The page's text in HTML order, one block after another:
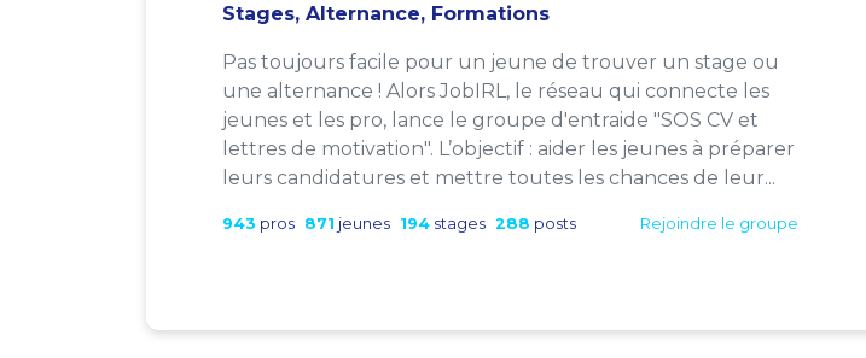
Stages, Alternance, Formations
Pas toujours facile pour un jeune de trouver un stage ou
une alternance ! Alors JobIRL, le réseau qui connecte les
jeunes et les pro, lance le groupe d'entraide "SOS CV et
lettres de motivation". L’objectif : aider les jeunes à préparer
leurs candidatures et mettre toutes les chances de leur...
943 pros 871 jeunes 194 stages 288 posts Rejoindre le groupe